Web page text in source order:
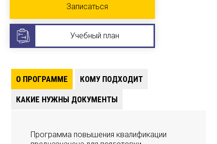
Записаться
Учебный план
О ПРОГРАММЕ КОМУ ПОДХОДИТ
КАКИЕ НУЖНЫ ДОКУМЕНТЫ
Программа повышения квалификации